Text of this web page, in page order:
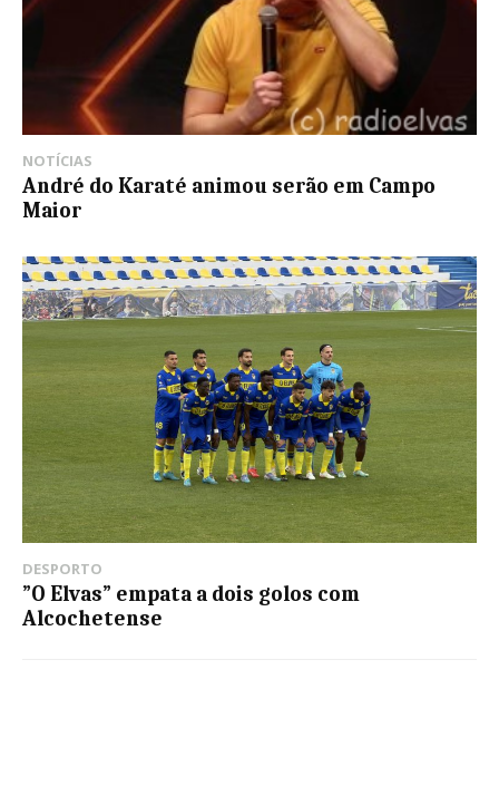
NOTÍCIAS
André do Karaté animou serão em Campo
Maior
DESPORTO
”O Elvas” empata a dois golos com
Alcochetense